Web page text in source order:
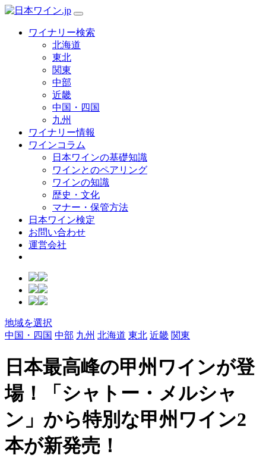
ワイナリー検索
北海道
東北
関東
中部
近畿
中国・四国
九州
ワイナリー情報
ワインコラム
日本ワインの基礎知識
ワインとのペアリング
ワインの知識
歴史・文化
マナー・保管方法
日本ワイン検定
お問い合わせ
運営会社
地域を選択
中国・四国 中部 九州 北海道 東北 近畿 関東
日本最高峰の甲州ワインが登
場！「シャトー・メルシャ
ン」から特別な甲州ワイン2
本が新発売！